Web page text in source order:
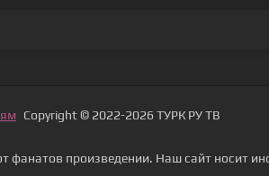
Copyright © 2022-2026 ТУРК РУ ТВ
фанатов произведении. Наш сайт носит